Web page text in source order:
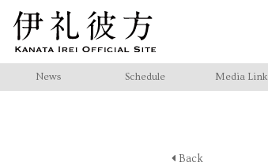
News Schedule Media Link
Back